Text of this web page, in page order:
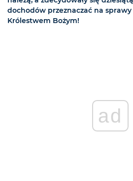
dochodów przeznaczać na sprawy
Królestwem Bożym!
ad